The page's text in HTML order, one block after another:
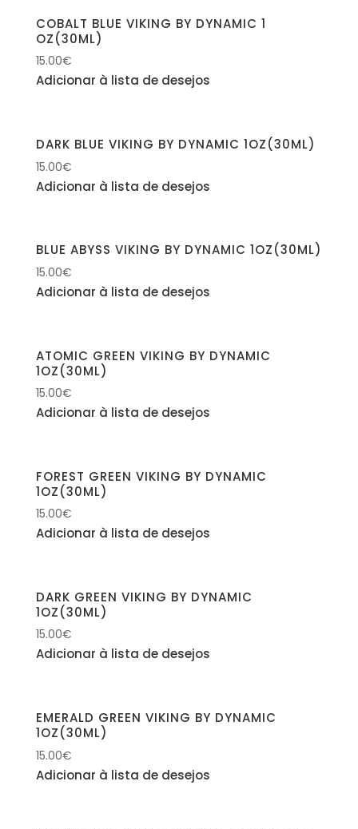
COBALT BLUE VIKING BY DYNAMIC 1
OZ(30ML)
15.00€
Adicionar à lista de desejos
DARK BLUE VIKING BY DYNAMIC 1OZ(30ML)
15.00€
Adicionar à lista de desejos
BLUE ABYSS VIKING BY DYNAMIC 1OZ(30ML)
15.00€
Adicionar à lista de desejos
ATOMIC GREEN VIKING BY DYNAMIC
1OZ(30ML)
15.00€
Adicionar à lista de desejos
FOREST GREEN VIKING BY DYNAMIC
1OZ(30ML)
15.00€
Adicionar à lista de desejos
DARK GREEN VIKING BY DYNAMIC
1OZ(30ML)
15.00€
Adicionar à lista de desejos
EMERALD GREEN VIKING BY DYNAMIC
1OZ(30ML)
15.00€
Adicionar à lista de desejos